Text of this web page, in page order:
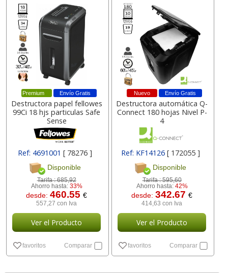
Envío Gratis
Premium
Destructora papel fellowes
99Ci 18 hjs particulas Safe
Sense
Ref: 4691001[ 78276 ]
Disponible
Tarifa :685,92
Ahorro hasta: 33%
desde:460.55€
557,27 con Iva
Ver el Producto
favoritos Comparar
Envío Gratis
Nuevo
Destructora automática Q-
Connect 180 hojas Nivel P-
4
Ref: KF14126 [ 172055 ]
Disponible
Tarifa :595,60
Ahorro hasta: 42%
desde:342.67€
414,63 con Iva
Ver el Producto
favoritos Comparar